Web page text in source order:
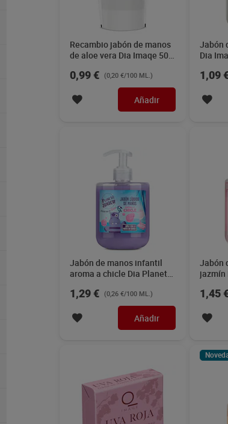
Recambio jabón de manos
de aloe vera Dia Imaqe 500
0,99 € (0,20 €/100 ML.)
Añadir
Jabón
Dia
1,09
Jabón de manos infantil
aroma a chicle Dia Planeta
1,29 € (0,26 €/100 ML.)
Añadir
Jabón
jazmín
1,45